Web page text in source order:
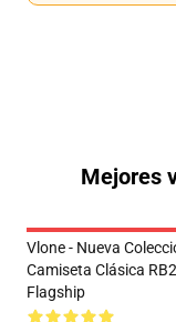
Mejores
Vlone - Nueva
Camiseta Clásica
Flagship